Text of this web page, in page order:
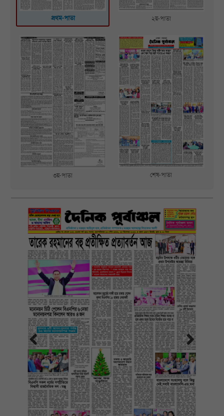
প্রথম-পাতা ২য়-পাতা
৩য়-পাতা শেষ-পাতা